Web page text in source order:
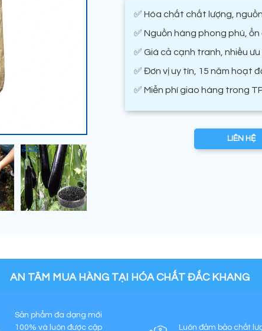
✅ Hóa chất chất lượng,
✅ Nguồn hàng phong phú,
✅ Giá cả cạnh tranh, nhiều
✅ Đơn vị uy tín, 15 năm hoạt
✅ Miễn phí giao hàng trong
LIÊN HỆ
AN TÂM MUA HÀNG TẠI HÓA CHẤT ĐẮC KHANG
Sản phẩm đa dạng mới
100% và luôn được cập
Luôn đảm bảo chất